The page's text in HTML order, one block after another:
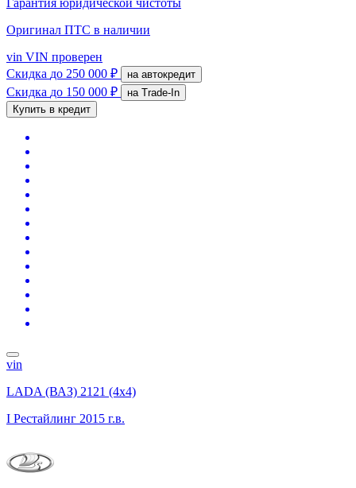
Оригинал ПТС в наличии
vin VIN проверен
Скидка до 250 000 ₽ на автокредит
Скидка до 150 000 ₽
на Trade-In
Купить в кредит
vin
LADA (ВАЗ) 2121 (4x4)
I Рестайлинг 2015 г.в.